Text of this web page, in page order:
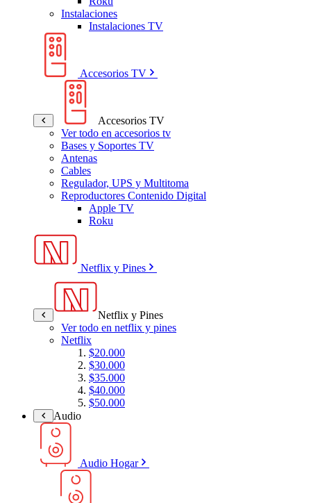
Instalaciones
Instalaciones TV
Accesorios TV
Accesorios TV
Ver todo en accesorios tv
Bases y Soportes TV
Antenas
Cables
Regulador, UPS y Multitoma
Reproductores Contenido Digital
Apple TV
Roku
Netflix y Pines
Netflix y Pines
Ver todo en netflix y pines
Netflix
$20.000
$30.000
$35.000
$40.000
$50.000
Audio
Audio Hogar